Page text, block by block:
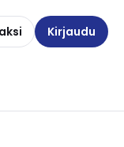
Kirjaudu